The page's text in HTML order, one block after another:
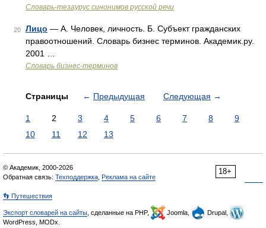
Словарь-тезаурус синонимов русской речи
20 Лицо — А. Человек, личность. Б. Субъект гражданских
правоотношений. Словарь бизнес терминов. Академик.ру.
2001 …
Словарь бизнес-терминов
Страницы ← Предыдущая Следующая →
1 2 3 4 5 6 7 8
9
10
11 12 13
18+
© Академик, 2000-2026
Обратная связь: Техподдержка Реклама на сайте
👣 Путешествия
Экспорт словарей на сайты , сделанные на PHP, Joomla,
Drupal,
WordPress, MODx.